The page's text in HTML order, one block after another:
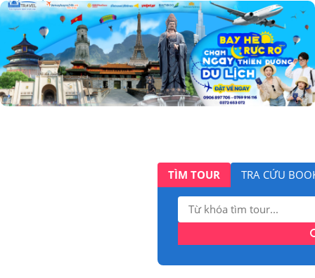
TÌM TOUR TRA CỨU
Tìm
kiếm: